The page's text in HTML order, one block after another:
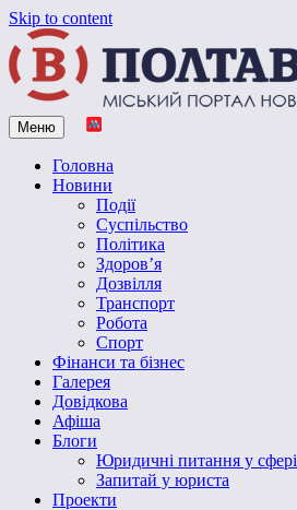
Skip to content
Vpoltave.info
Полтавський портал новин
Меню
Головна
Новини
Події
Суспільство
Політика
Здоров’я
Дозвілля
Транспорт
Робота
Спорт
Фінанси та бізнес
Галерея
Довідкова
Афіша
Блоги
Юридичні питання у
Запитай у юриста
Проекти